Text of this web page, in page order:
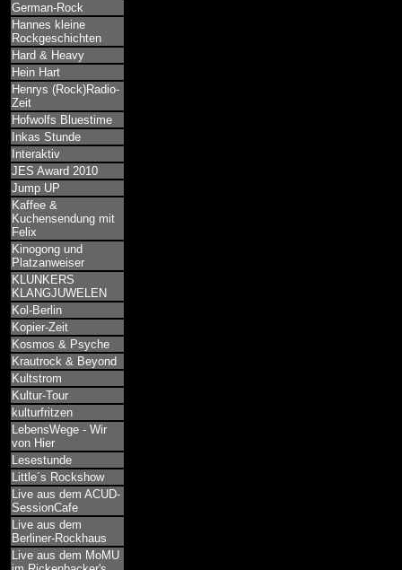
German-Rock
Hannes kleine
Rockgeschichten
Hard & Heavy
Hein Hart
Henrys (Rock)Radio-
Zeit
Hofwolfs Bluestime
Inkas Stunde
Interaktiv
JES Award 2010
Jump UP
Kaffee &
Kuchensendung mit
Felix
Kinogong und
Platzanweiser
KLUNKERS
KLANGJUWELEN
Kol-Berlin
Kopier-Zeit
Kosmos & Psyche
Krautrock & Beyond
Kultstrom
Kultur-Tour
kulturfritzen
LebensWege - Wir
von Hier
Lesestunde
Little´s Rockshow
Live aus dem ACUD-
SessionCafe
Live aus dem
Berliner-Rockhaus
Live aus dem MoMU